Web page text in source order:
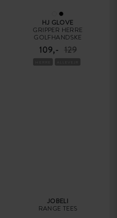
HJ GLOVE
GRIPPER HERRE
GOLFHANDSKE
109,- 129
JOBELI
RANGE TEES